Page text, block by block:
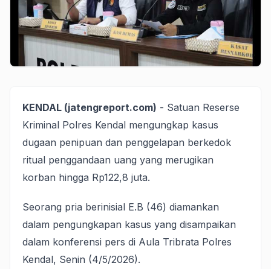
KENDAL (jatengreport.com) - Satuan Reserse
Kriminal Polres Kendal mengungkap kasus
dugaan penipuan dan penggelapan berkedok
ritual penggandaan uang yang merugikan
korban hingga Rp122,8 juta.
Seorang pria berinisial E.B (46) diamankan
dalam pengungkapan kasus yang disampaikan
dalam konferensi pers di Aula Tribrata Polres
Kendal, Senin (4/5/2026).